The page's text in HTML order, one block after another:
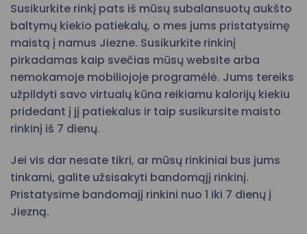
Susikurkite rinkį pats iš mūsų subalansuotų aukšto
baltymų kiekio patiekalų, o mes jums pristatysimę
maistą į namus Jiezne. Susikurkite rinkinį
pirkadamas kaip svečias mūsų website arba
nemokamoje mobiliojoje programėlė. Jums tereiks
užpildyti savo virtualų kūna reikiamu kalorijų kiekiu
pridedant į jį patiekalus ir taip susikursite maisto
rinkinį iš 7 dienų.
Jei vis dar nesate tikri, ar mūsų rinkiniai bus jums
tinkami, galite užsisakyti bandomąjį rinkinį.
Pristatysime bandomajį rinkini nuo 1 iki 7 dienų į
Jiezną.